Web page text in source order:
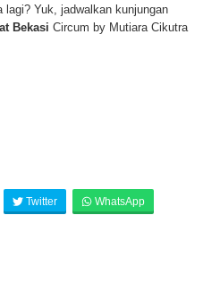
lagi? Yuk, jadwalkan kunjungan
Bekasi Circum by Mutiara Cikutra
Twitter WhatsApp